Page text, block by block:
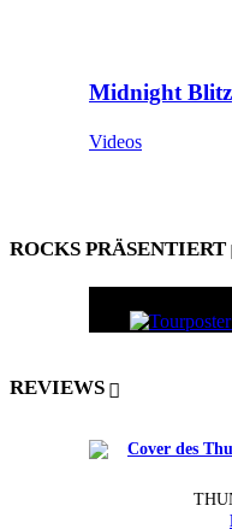
Midnight Blitz
Videos
ROCKS PRÄSENTIERT
REVIEWS